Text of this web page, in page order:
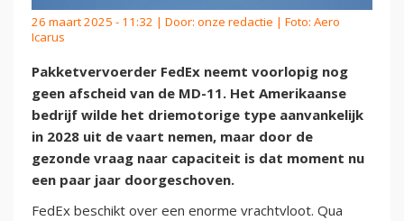
26 maart 2025 - 11:32 | Door: onze redactie | Foto: Aero
Icarus
Pakketvervoerder FedEx neemt voorlopig nog
geen afscheid van de MD-11. Het Amerikaanse
bedrijf wilde het driemotorige type aanvankelijk
in 2028 uit de vaart nemen, maar door de
gezonde vraag naar capaciteit is dat moment nu
een paar jaar doorgeschoven.
FedEx beschikt over een enorme vrachtvloot. Qua